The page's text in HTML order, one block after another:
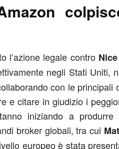
l’azione legale contro
negli Stati Uniti,
con le principali
e citare in giudizio i
iniziando a produrre
broker globali, tra cui
europeo è stata